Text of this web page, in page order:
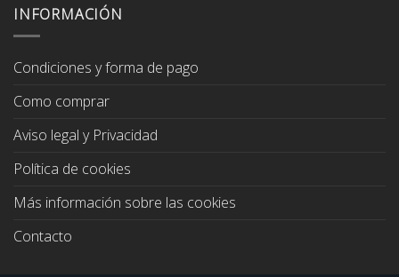
INFORMACIÓN
Condiciones y forma de pago
Como comprar
Aviso legal y Privacidad
Política de cookies
Más información sobre las cookies
Contacto